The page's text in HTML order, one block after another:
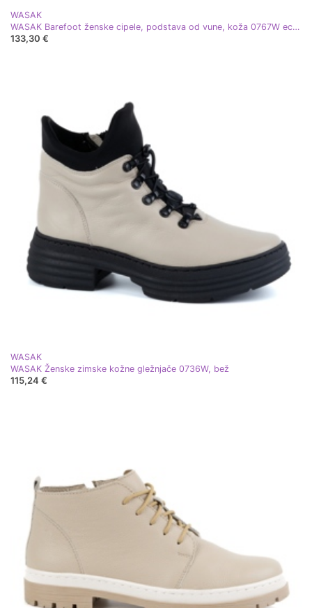
WASAK
WASAK Barefoot ženske cipele, podstava od vune, koža 0767W ecru bež
133,30 €
WASAK
WASAK Ženske zimske kožne gležnjače 0736W, bež
115,24 €